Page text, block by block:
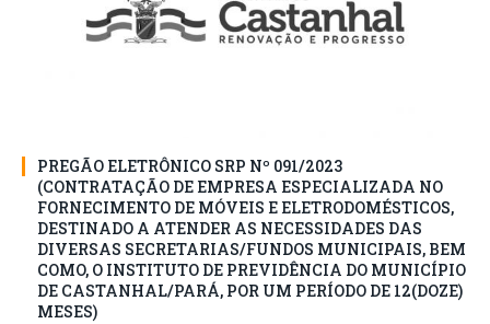
PREGÃO ELETRÔNICO SRP Nº 091/2023
(CONTRATAÇÃO DE EMPRESA ESPECIALIZADA NO
FORNECIMENTO DE MÓVEIS E ELETRODOMÉSTICOS,
DESTINADO A ATENDER AS NECESSIDADES DAS
DIVERSAS SECRETARIAS/FUNDOS MUNICIPAIS, BEM
COMO, O INSTITUTO DE PREVIDÊNCIA DO MUNICÍPIO
DE CASTANHAL/PARÁ, POR UM PERÍODO DE 12(DOZE)
MESES)